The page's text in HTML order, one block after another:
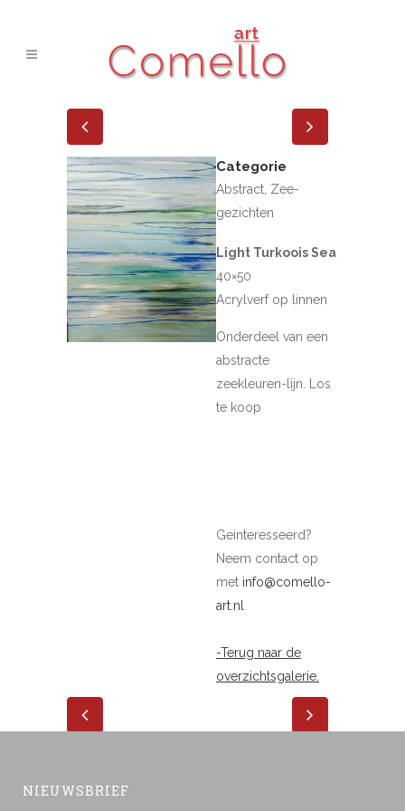
Categorie
Abstract, Zee-
gezichten
Light Turkoois Sea
40×50
Acrylverf op linnen
Onderdeel van een
abstracte
zeekleuren-lijn. Los
te koop
Geinteresseerd?
Neem contact op
met info@comello-
art.nl
-Terug naar de
overzichtsgalerie.
NIEUWSBRIEF